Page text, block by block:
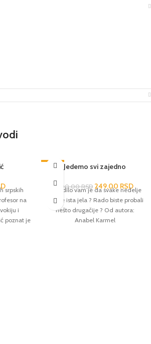
srpskih
na
i
poznat je
-38% Jedemo svi zajedno
400,00RSD 249,00 RSD
Dosadilo vam je da svake nedelje
jedete ista jela ? Rado biste probali
nešto drugačije ? Od autora:
Anabel Karmel